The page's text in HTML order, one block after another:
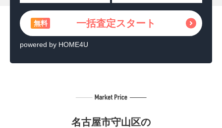
powered by HOME4U
無料 一括査定スタート
powered by HOME4U
名古屋市守山区の